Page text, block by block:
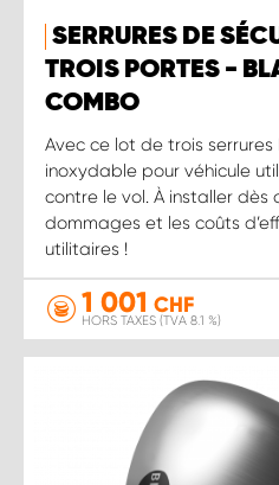
SERRURES DE
TROIS PORTES -
COMBO
Avec ce lot de trois
inoxydable pour véhicule
contre le vol. À installer dès
dommages et les coûts
utilitaires !
1 001 CHF
HORS TAXES (TVA 8.1 %)